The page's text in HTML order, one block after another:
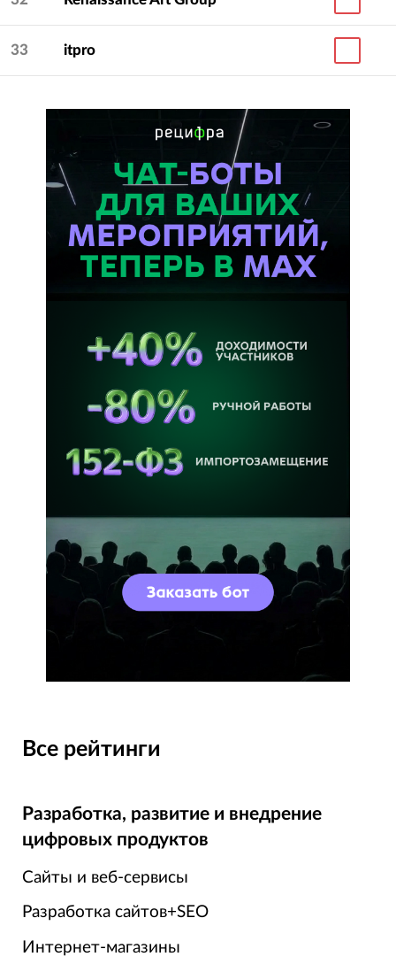
33 itpro
Все рейтинги
Разработка, развитие и внедрение
цифровых продуктов
Сайты и веб-сервисы
Разработка сайтов+SEO
Интернет-магазины